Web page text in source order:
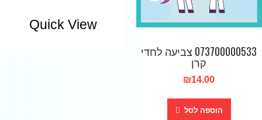
073700000533 צביעה לחדי
קרן
₪14.00
הוספה לסל
Quick View